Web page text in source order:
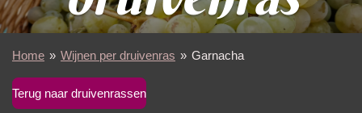
Home » Wijnen per druivenras » Garnacha
Terug naar druivenrassen